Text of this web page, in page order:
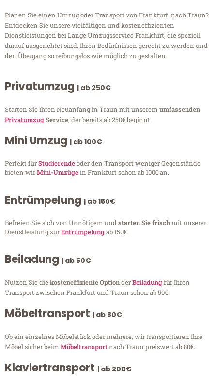
Planen Sie einen Umzug oder Transport von Frankfurt nach Traun?
Entdecken Sie unsere vielfältigen und kosteneffizienten
Dienstleistungen bei Lange Umzugsservice Frankfurt, die speziell
darauf ausgerichtet sind, Ihren Bedürfnissen gerecht zu werden und
den Übergang so reibungslos wie möglich zu gestalten.
Privatumzug | ab 250€
Starten Sie Ihren Neuanfang in Traun mit unserem umfassenden
PrivatumzugService, der bereits ab 250€ beginnt.
Mini Umzug | ab 100€
Perfekt fürStudierendeoder den Transport weniger Gegenstände
bieten wirMini-Umzügein Frankfurt schon ab 100€ an.
Entrümpelung | ab 150€
Befreien Sie sich von Unnötigem undstarten Sie frischmit unserer
Dienstleistung zurEntrümpelungab 150€.
Beiladung | ab 50€
Nutzen Sie diekosteneffiziente OptionderBeiladungfür Ihren
Transport zwischen Frankfurt und Traun schon ab 50€.
Möbeltransport | ab 80€
Ob ein einzelnes Möbelstück oder mehrere, wir transportieren Ihre
Möbel sicher beim Möbeltransportnach Traun preiswert ab 80€.
Klaviertransport | ab 200€